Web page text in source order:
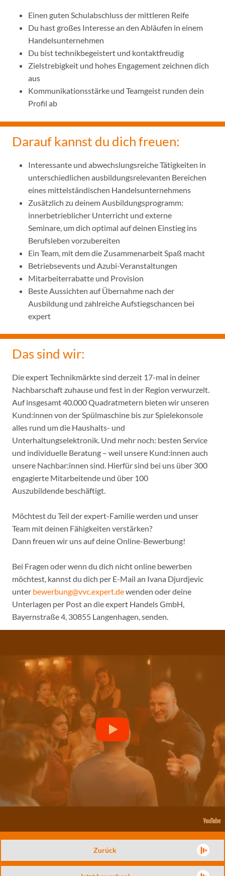
Einen guten Schulabschluss der mittleren Reife
Du hast großes Interesse an den Abläufen in einem
Handelsunternehmen
Du bist technikbegeistert und kontaktfreudig
Zielstrebigkeit und hohes Engagement zeichnen dich
aus
Kommunikationsstärke und Teamgeist runden dein
Profil ab
Darauf kannst du dich freuen:
Interessante und abwechslungsreiche Tätigkeiten in
unterschiedlichen ausbildungsrelevanten Bereichen
eines mittelständischen Handelsunternehmens
Zusätzlich zu deinem Ausbildungsprogramm:
innerbetrieblicher Unterricht und externe
Seminare, um dich optimal auf deinen Einstieg ins
Berufsleben vorzubereiten
Ein Team, mit dem die Zusammenarbeit Spaß macht
Betriebsevents und Azubi-Veranstaltungen
Mitarbeiterrabatte und Provision
Beste Aussichten auf Übernahme nach der
Ausbildung und zahlreiche Aufstiegschancen bei
expert
Das sind wir:
Die expert Technikmärkte sind derzeit 17-mal in deiner
Nachbarschaft zuhause und fest in der Region verwurzelt.
Auf insgesamt 40.000 Quadratmetern bieten wir unseren
Kund:innen von der Spülmaschine bis zur Spielekonsole
alles rund um die Haushalts- und
Unterhaltungselektronik. Und mehr noch: besten Service
und individuelle Beratung – weil unsere Kund:innen auch
unsere Nachbar:innen sind. Hierfür sind bei uns über 300
engagierte Mitarbeitende und über 100
Auszubildende beschäftigt.
Möchtest du Teil der expert-Familie werden und unser
Team mit deinen Fähigkeiten verstärken?
Dann freuen wir uns auf deine Online-Bewerbung!
Bei Fragen oder wenn du dich nicht online bewerben
möchtest, kannst du dich per E-Mail an Ivana Djurdjevic
unter bewerbung@vvc.expert.dewenden oder deine
Unterlagen per Post an die expert Handels GmbH,
Bayernstraße 4, 30855 Langenhagen, senden.
Zurück